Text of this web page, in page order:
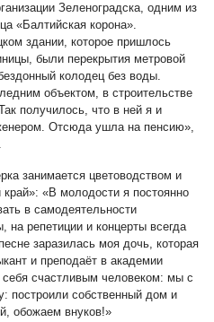
Зеленоградска, одним из
«Балтийская корона».
здании, которое пришлось
были перекрытия метровой
колодец без воды.
объектом, в строительстве
получилось, что в ней я и
Отсюда ушла на пенсию»,
занимается цветоводством и
«В молодости я постоянно
в самодеятельности
на репетиции и концерты всегда
заразилась моя дочь, которая
и преподаёт в академии
счастливым человеком: мы с
построили собственный дом и
обожаем внуков!»